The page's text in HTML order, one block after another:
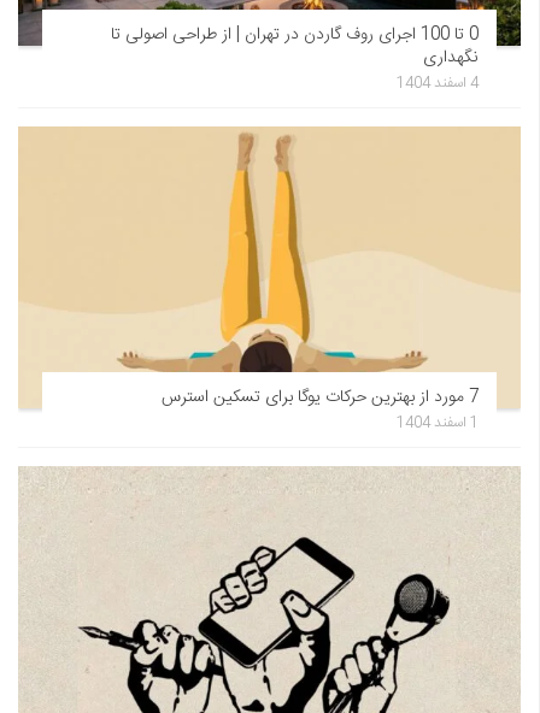
0 تا 100 اجرای روف گاردن در تهران | از طراحی اصولی تا
نگهداری
4 اسفند 1404
7 مورد از بهترین حرکات یوگا برای تسکین استرس
1 اسفند 1404